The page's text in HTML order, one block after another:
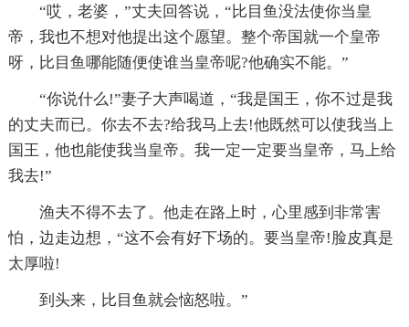
“哎，老婆，”丈夫回答说，“比目鱼没法使你当皇
帝，我也不想对他提出这个愿望。整个帝国就一个皇帝
呀，比目鱼哪能随便使谁当皇帝呢?他确实不能。”
“你说什么!”妻子大声喝道，“我是国王，你不过是我
的丈夫而已。你去不去?给我马上去!他既然可以使我当上
国王，他也能使我当皇帝。我一定一定要当皇帝，马上给
我去!”
渔夫不得不去了。他走在路上时，心里感到非常害
怕，边走边想，“这不会有好下场的。要当皇帝!脸皮真是
太厚啦!
到头来，比目鱼就会恼怒啦。”